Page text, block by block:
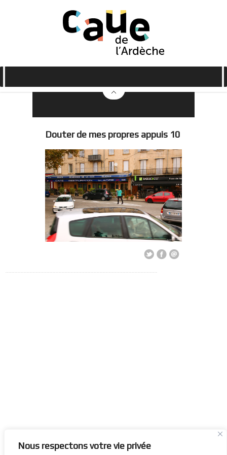
Nous respectons votre vie privée
Douter de mes propres appuis 10